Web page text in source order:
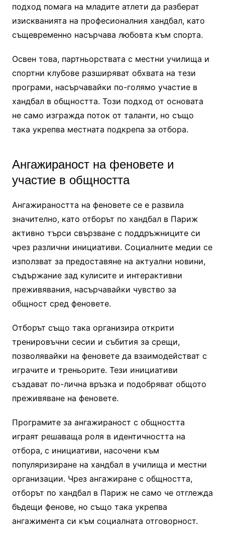
подход помага на младите атлети да разберат
изискванията на професионалния хандбал, като
същевременно насърчава любовта към спорта.
Освен това, партньорствата с местни училища и
спортни клубове разширяват обхвата на тези
програми, насърчавайки по-голямо участие в
хандбал в общността. Този подход от основата
не само изгражда поток от таланти, но също
така укрепва местната подкрепа за отбора.
Ангажираност на феновете и
участие в общността
Ангажираността на феновете се е развила
значително, като отборът по хандбал в Париж
активно търси свързване с поддръжниците си
чрез различни инициативи. Социалните медии се
използват за предоставяне на актуални новини,
съдържание зад кулисите и интерактивни
преживявания, насърчавайки чувство за
общност сред феновете.
Отборът също така организира открити
тренировъчни сесии и събития за срещи,
позволявайки на феновете да взаимодействат с
играчите и треньорите. Тези инициативи
създават по-лична връзка и подобряват общото
преживяване на феновете.
Програмите за ангажираност с общността
играят решаваща роля в идентичността на
отбора, с инициативи, насочени към
популяризиране на хандбал в училища и местни
организации. Чрез ангажиране с общността,
отборът по хандбал в Париж не само че отглежда
бъдещи фенове, но също така укрепва
ангажимента си към социалната отговорност.